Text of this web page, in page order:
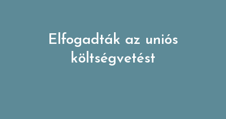
Elfogadták az uniós
költségvetést